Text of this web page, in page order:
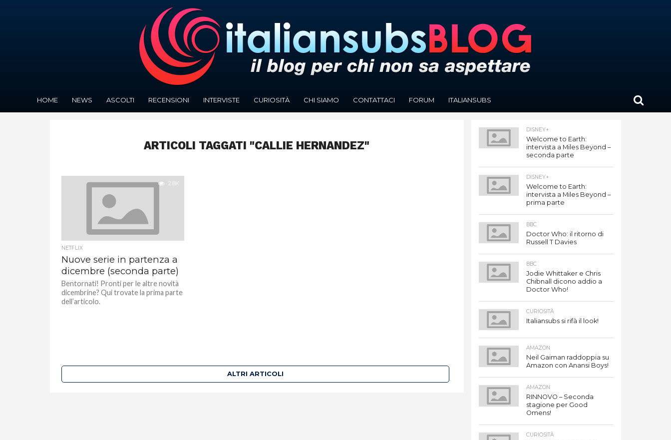
HOME NEWS ASCOLTI RECENSIONI INTERVISTE CURIOSITÀ CHI SIAMO CONTATTACI FORUM ITALIANSUBS
ARTICOLI TAGGATI "CALLIE HERNANDEZ"
2.8K
NETFLIX
Nuove serie in partenza a
dicembre (seconda parte)
Bentornati! Pronti per le altre novità
dicembrine? Qui trovate la prima parte
dell’articolo.
ALTRI ARTICOLI
DISNEY+
Welcome to Earth:
intervista a Miles Beyond –
seconda parte
DISNEY+
Welcome to Earth:
intervista a Miles Beyond –
prima parte
BBC
Doctor Who: il ritorno di
Russell T Davies
BBC
Jodie Whittaker e Chris
Chibnall dicono addio a
Doctor Who!
CURIOSITÀ
Italiansubs si rifà il look!
AMAZON
Neil Gaiman raddoppia su
Amazon con Anansi Boys!
AMAZON
RINNOVO – Seconda
stagione per Good
Omens!
CURIOSITÀ